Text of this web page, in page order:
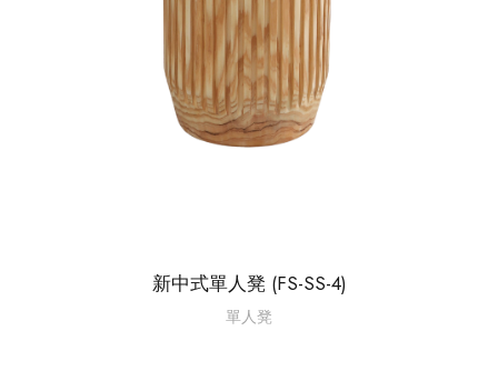
新中式單人凳 (FS-SS-4)
單人凳